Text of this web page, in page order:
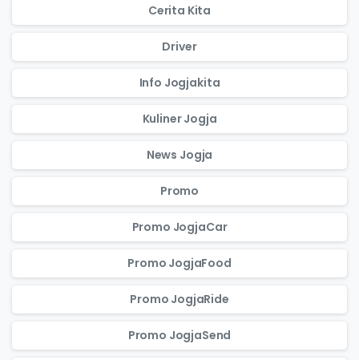
Cerita Kita
Driver
Info Jogjakita
Kuliner Jogja
News Jogja
Promo
Promo JogjaCar
Promo JogjaFood
Promo JogjaRide
Promo JogjaSend